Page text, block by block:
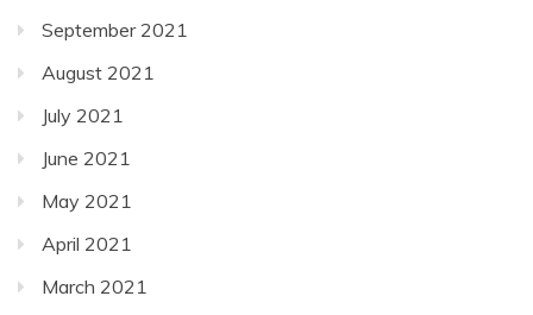
September 2021
August 2021
July 2021
June 2021
May 2021
April 2021
March 2021